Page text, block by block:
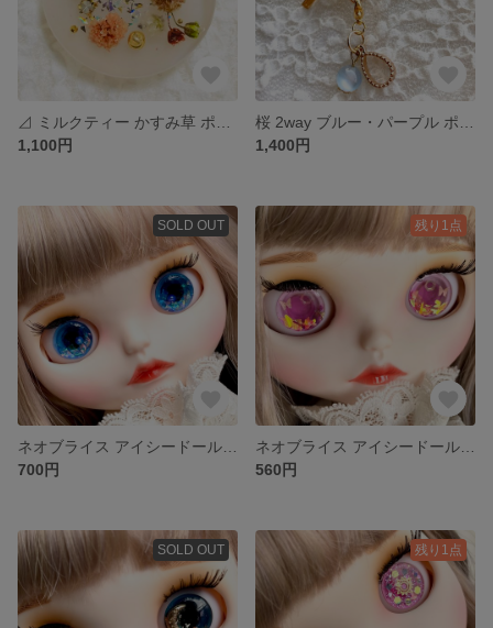
1,100円
1,400円
SOLD OUT
700円
残り1点
560円
SOLD OUT 残り1点